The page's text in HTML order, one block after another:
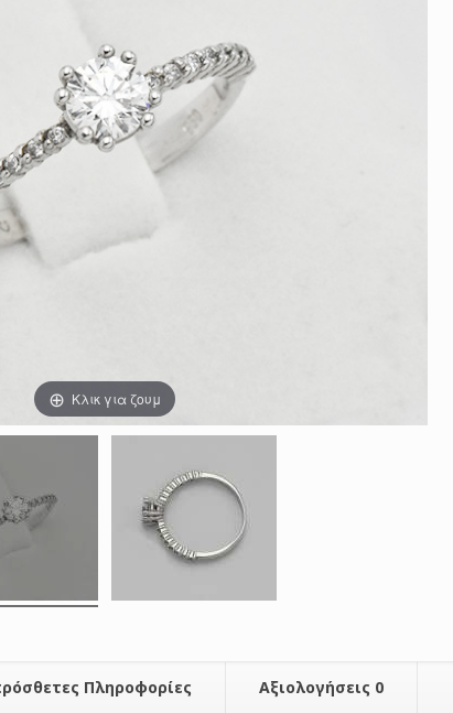
Κλικ για ζουμ
Πληροφορίες Αξιολογήσεις 0